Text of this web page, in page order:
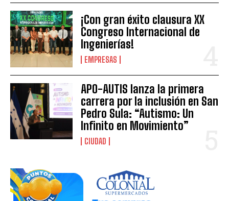
¡Con gran éxito clausura XX
Congreso Internacional de
Ingenierías!
EMPRESAS
APO-AUTIS lanza la primera
carrera por la inclusión en San
Pedro Sula: “Autismo: Un
Infinito en Movimiento”
CIUDAD